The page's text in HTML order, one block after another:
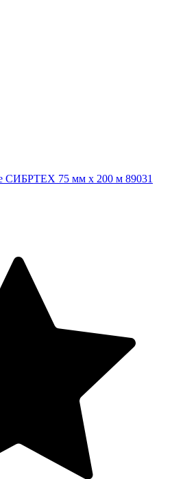
СИБРТЕХ 75 мм х 200 м 89031